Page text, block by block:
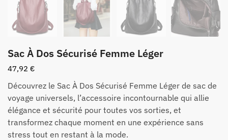
Sac À Dos Sécurisé Femme Léger
47,92 €
Découvrez le Sac À Dos Sécurisé Femme Léger de sac de
voyage universels, l’accessoire incontournable qui allie
élégance et sécurité pour toutes vos sorties, et
transformez chaque moment en une expérience sans
stress tout en restant à la mode.